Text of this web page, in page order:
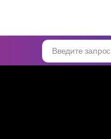
Введите запрос